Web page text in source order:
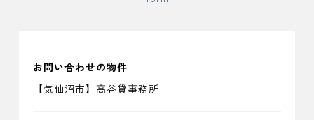
お問い合わせの物件
【気仙沼市】高谷貸事務所